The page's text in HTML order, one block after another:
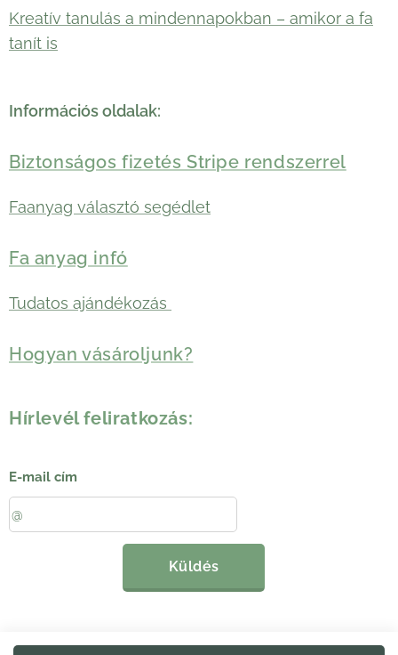
Kreatív tanulás a mindennapokban – amikor a fa
tanít is
Információs oldalak:
Biztonságos fizetés Stripe rendszerrel
Faanyag választó segédlet
Fa anyag infó
Tudatos ajándékozás
Hogyan vásároljunk?
Hírlevél feliratkozás:
E-mail cím
Küldés